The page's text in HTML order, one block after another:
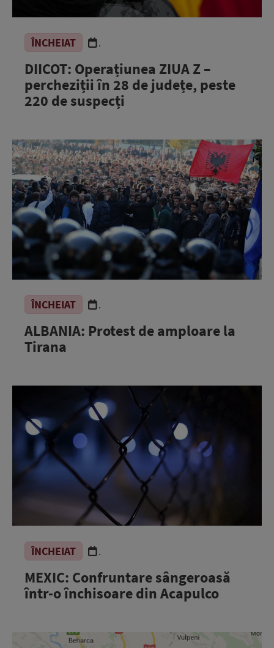
ÎNCHEIAT .
DIICOT: Operațiunea ZIUA Z –
percheziții în 28 de județe, peste
220 de suspecți
ÎNCHEIAT .
ALBANIA: Protest de amploare la
Tirana
ÎNCHEIAT .
MEXIC: Confruntare sângeroasă
într-o închisoare din Acapulco